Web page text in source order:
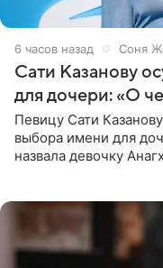
6 часов назад Соня
Сати Казанову
для дочери: «О
Певицу Сати
выбора имени для
назвала девочку